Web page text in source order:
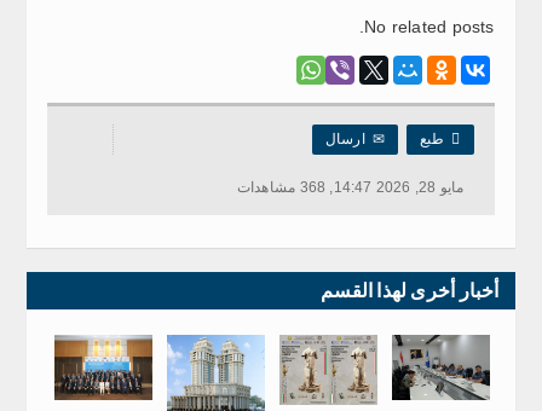
No related posts.
 طبع ✉ارسال
مايو 28, 2026 14:47, 368 مشاهدات
أخبار أخرى لهذا القسم